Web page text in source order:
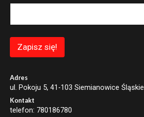
E
l
m
a
l
Zapisz się!
Adres
ul. Pokoju 5, 41-103 Siemianowice Śląskie
Kontakt
telefon: 780186780